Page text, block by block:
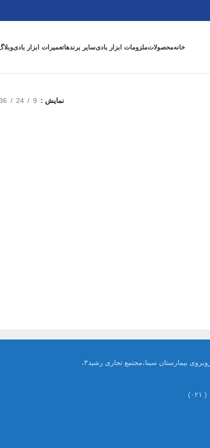
خانهمحصولاتملزومات ابزار بادیسایر برندهاتعمیرات ابزار بادی
نمایش 9
24
تهران ،خیابان امام خمینی،روبروی بیمارستان سینا،مجتمع تجاری رشید۳،